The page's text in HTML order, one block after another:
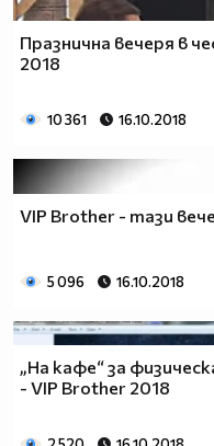
Празнична вечеря в
2018
10 361 16.10.2018
VIP Brother - тази
5 096 16.10.2018
„На кафе“ за
- VIP Brother 2018